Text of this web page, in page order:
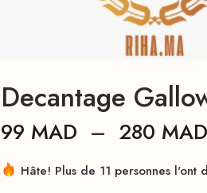
Decantage
99 MAD – 280 MAD
Hâte! Plus de 11 personnes l'ont